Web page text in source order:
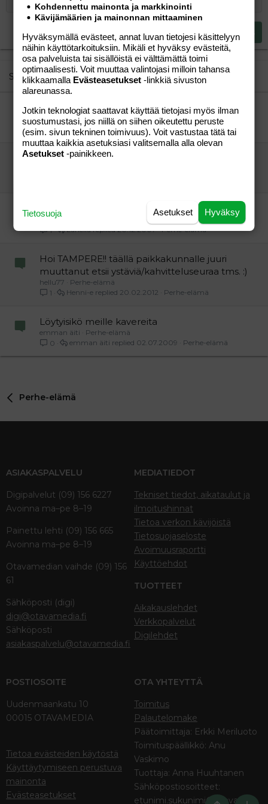
Pienennä sisennystä
15
18
22
26
Georgia
Tahoma
Times New Roman
Trebuchet MS
Tasaa oikealle
Heading 2
Heading 3 Lähetä vastaus
Similar threads
Kirkkonummi ja lähiympäristö?
winni
Perhe-elämä
1
Perhe-elämä
25.06.2012
Johkuliini8
Ystäväperheitä pk-seudulta
Ystäväperheitä UUDELTAMAALTA?
Ystäväperheitä vaille
Perhe-elämä
1
Perhe-elämä
20.12.2007
Lanella
Hoi TAMPERE!! täällä paikkakunnalle juuri
muuttanut etsii ystäviä/kahvitteluseuraa tms. :)
hellu77
Perhe-elämä
1
Perhe-elämä
20.02.2012
Henni-e
Löytyisikö meille kavereita
emman äiti
Perhe-elämä
0
Perhe-elämä
02.07.2009
emman äiti
Perhe-elämä
ASIAKASPALVELU
Digipalvelut (09) 156 6227
Avoinna ma–pe 8–19
Painettu lehti (09) 156 665
Avoinna ma–pe 8–19
Otavamedian vaihde (09) 156
61
Sähköposti (digi)
digi@otavamedia.fi
Sähköposti
asiakaspalvelu@otavamedia.fi
MEDIATIEDOT
Tekniset tiedot, aikataulut ja
ilmoitushinnat
Tietoa verkon kävijöistä
Tietosuojaseloste
Avoimuusraportti
Käyttöehdot
TUOTTEET
Aikakauslehdet
Verkkopalvelut
Digilehdet
POSTIOSOITE
Uudenmaankatu 10
00015 OTAVAMEDIA
Tietoa evästeiden käytöstä
Käyttäytymiseen perustuva
mainonta
Evästeasetukset
OTA YHTEYTTÄ
Toimitus
Palautelomake
Päätoimittaja: Erkki Meriluoto
Toimituspäällikkö: Anu
Vaskimo
Tuottaja: Anna Huuhtanen
Sähköpostiosoitteet:
etunimi.sukunimi@otava.fi
Kohdennettu mainonta ja markkinointi
Kävijämäärien ja mainonnan mittaaminen
Hyväksymällä evästeet, annat luvan tietojesi käsittelyyn
näihin käyttötarkoituksiin. Mikäli et hyväksy evästeitä,
osa palveluista tai sisällöistä ei välttämättä toimi
optimaalisesti. Voit muuttaa valintojasi milloin tahansa
klikkaamalla Evästeasetukset -linkkiä sivuston
alareunassa.
Jotkin teknologiat saattavat käyttää tietojasi myös ilman
suostumustasi, jos niillä on siihen oikeutettu peruste
(esim. sivun tekninen toimivuus). Voit vastustaa tätä tai
muuttaa kaikkia asetuksiasi valitsemalla alla olevan
Asetukset -painikkeen.
Hyväksy
Asetukset
Tietosuoja